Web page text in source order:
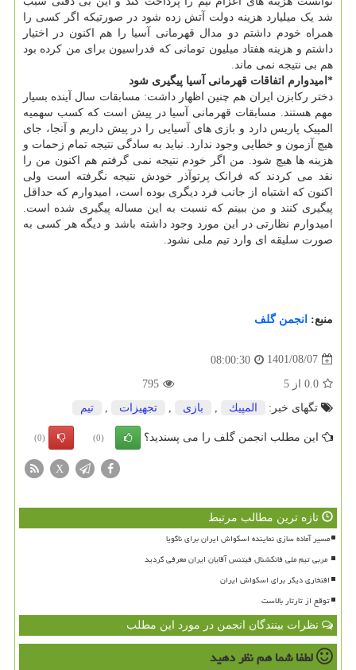
شد یک میلیارد هزینه دولت آتش زده شود در صورتیکه اگر کسی را
همراه خودم داشتم دو مدال قهرمانی آسیا را هم اکنون در اختیار
داشتم و هزینه هفتاد میلیون تومانی که فدراسیون برای من کرده بود
هم بی نتیجه نمی ماند.
*امیدوارم اتفاقات قهرمانی آسیا پیگیری شود
دختر رکابزن ایران هم چنین اظهار داشت: مسابقات سال آینده بسیار
مهم هستند. مسابقات قهرمانی آسیا در پیش است که کسب سهمیه
المپیک پاریس دارد و بازی های آسیایی را در پیش داریم و آنجا، جای
هیچ آزمون و خطایی وجود ندارد. نباید به سادگی نتیجه تمام زحمات و
هزینه ها هیچ شود. من اگر خودم نتیجه نمی گرفتم هم اکنون من را
نقد می کردند که فرانک پرتوآذر خودش نتیجه نگرفته است ولی
اکنون که اشتباه از جانب فرد دیگری بوده است، امیدوارم که حداقل
پیگیری کنند و من ببینم که نسبت به این مساله پیگیری شده است.
امیدوارم نظارتی در این مورد وجود داشته باشد و دیگه هر کسی به
صورت سلیقه ای وارد تیم ملی نشود.
منبع: انجمن گلف
1401/08/07
08:00:30
0.0 از 5
795
تگهای خبر:
المپیك بازی تجهیزات تیم
این مطلب انجمن گلف را می پسندید؟ (0)
(0)
X
تازه ترین مطالب مرتبط
مسیر آماده سازی نماینده اسکواش ایران برای ناگویا
افتخاری دیگر برای اسکواش ایران
توقع از تارتار بالاست
نظرات بینندگان انجمن در مورد این مطلب
لطفا شما همنظر دهید